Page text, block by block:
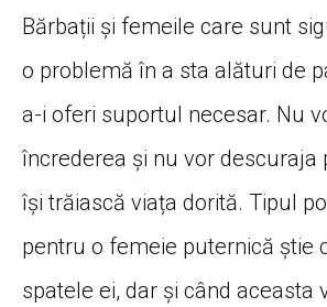
Bărbații și femeile care sunt
o problemă în a sta alături de
a-i oferi suportul necesar. Nu
încrederea și nu vor descuraja
își trăiască viața dorită. Tipul
pentru o femeie puternică știe
spatele ei, dar și când aceasta